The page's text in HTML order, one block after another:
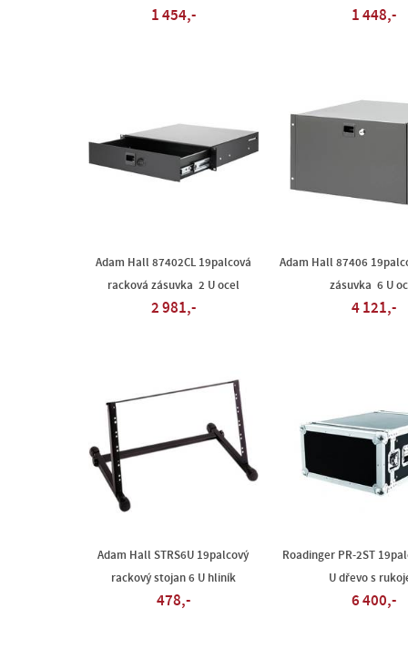
1 454,- 1 448,-
Adam Hall 87402CL 19palcová
racková zásuvka 2 U ocel
2 981,-
Adam Hall 87406
zásuvka 6 U
4 121,-
Adam Hall STRS6U 19palcový
rackový stojan 6 U hliník
478,-
Roadinger PR-2ST
U dřevo s
6 400,-